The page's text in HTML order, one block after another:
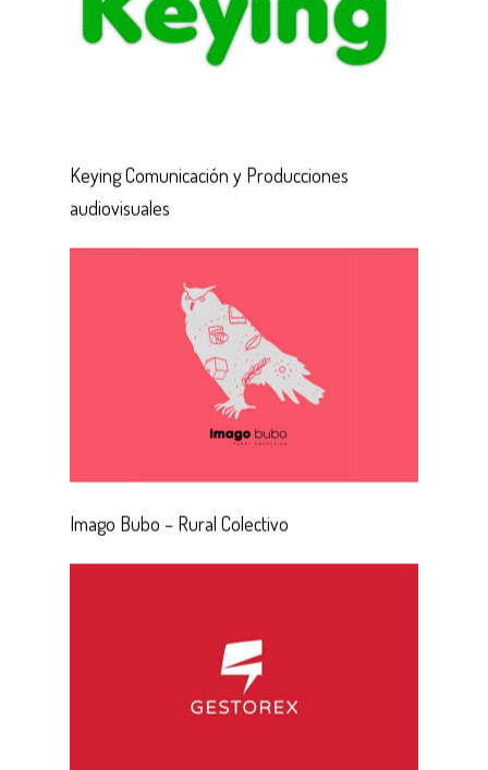
Keying Comunicación y Producciones
audiovisuales
Imago Bubo – Rural Colectivo